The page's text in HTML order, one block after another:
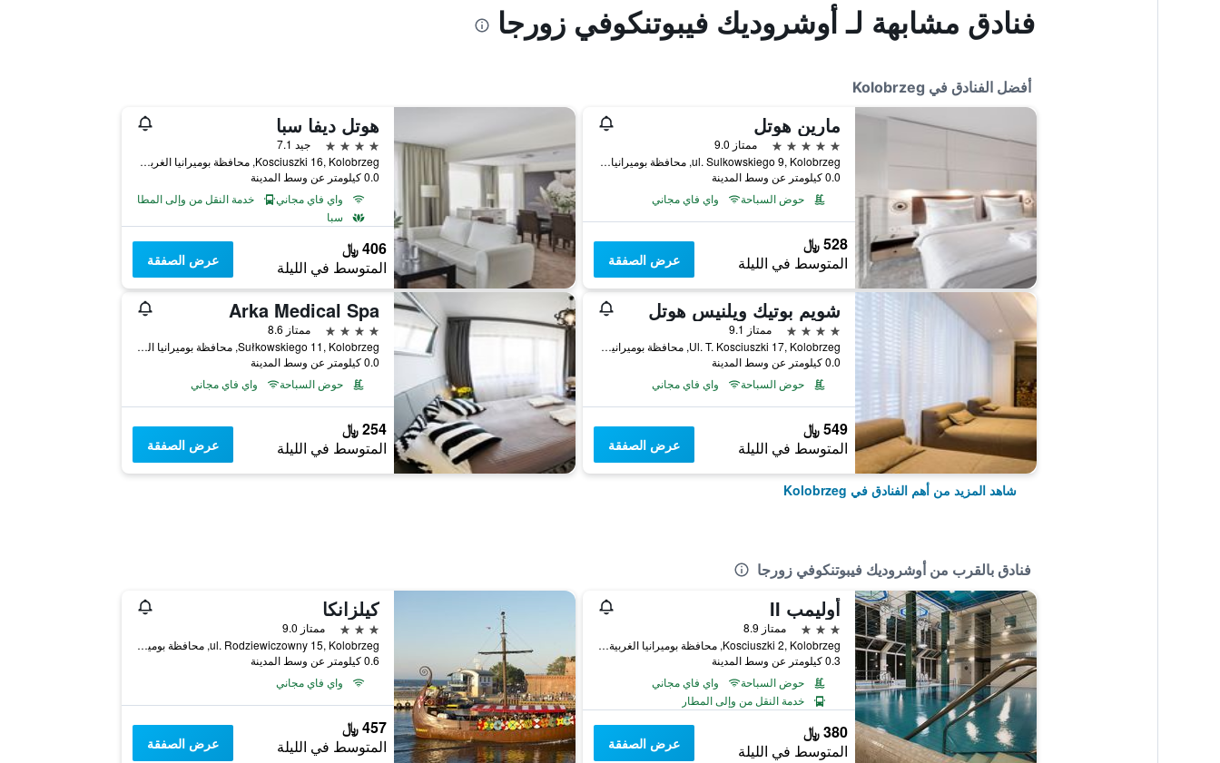
فنادق مشابهة لـ أوشروديك فيبوتنكوفي زورجا
أفضل الفنادق في Kolobrzeg
مارين هوتل
5 نجوم
ممتاز 9.0
ul. Sulkowskiego 9, Kolobrzeg, محافظة بوميرانيا الغربية, بولندا
0.0 كيلومتر عن وسط المدينة
حوض السباحة
واي فاي مجاني
528 ﷼
المتوسط في الليلة عرض الصفقة
هوتل ديفا سبا
4 نجوم
جيد 7.1
Kosciuszki 16, Kolobrzeg, محافظة بوميرانيا الغربية, بولندا
0.0 كيلومتر عن وسط المدينة
واي فاي مجاني
خدمة النقل من وإلى المطار
سبا
406 ﷼
المتوسط في الليلة عرض الصفقة
شويم بوتيك ويلنيس هوتل
4 نجوم
ممتاز 9.1
Ul. T. Kosciuszki 17, Kolobrzeg, محافظة بوميرانيا الغربية, بولندا
0.0 كيلومتر عن وسط المدينة
حوض السباحة
واي فاي مجاني
549 ﷼
المتوسط في الليلة عرض الصفقة
Arka Medical Spa
4 نجوم
ممتاز 8.6
Sułkowskiego 11, Kolobrzeg, محافظة بوميرانيا الغربية, بولندا
0.0 كيلومتر عن وسط المدينة
حوض السباحة
واي فاي مجاني
254 ﷼
المتوسط في الليلة عرض الصفقة
شاهد المزيد من أهم الفنادق في Kolobrzeg
فنادق بالقرب من أوشروديك فيبوتنكوفي زورجا
أوليمب II
3 نجوم
ممتاز 8.9
Kosciuszki 2, Kolobrzeg, محافظة بوميرانيا الغربية, بولندا
0.3 كيلومتر عن وسط المدينة
حوض السباحة
واي فاي مجاني
خدمة النقل من وإلى المطار
380 ﷼
المتوسط في الليلة عرض الصفقة
كيلزانكا
3 نجوم
ممتاز 9.0
ul. Rodziewiczowny 15, Kolobrzeg, محافظة بوميرانيا الغربية, بولندا
0.6 كيلومتر عن وسط المدينة
واي فاي مجاني
457 ﷼
المتوسط في الليلة عرض الصفقة